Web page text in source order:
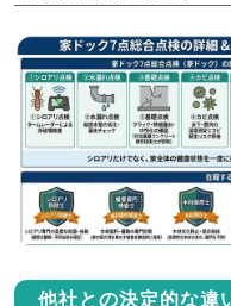
他社との決定的な違